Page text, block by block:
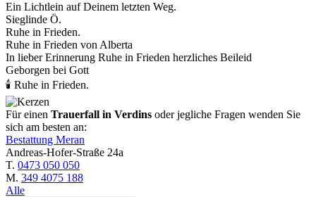
Ein Lichtlein auf Deinem letzten Weg.
Sieglinde Ö.
Ruhe in Frieden.
Ruhe in Frieden von Alberta
In lieber Erinnerung Ruhe in Frieden herzliches Beileid
Geborgen bei Gott
🕯 Ruhe in Frieden.
Für einen Trauerfall in Verdins oder jegliche Fragen wenden Sie
sich am besten an:
Bestattung Meran
Andreas-Hofer-Straße 24a
T. 0473 050 050
M. 349 4075 188
Alle